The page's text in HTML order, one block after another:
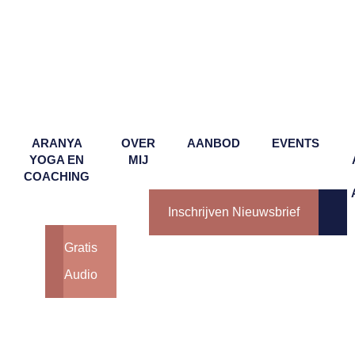
ARANYA
YOGA EN
COACHING
OVER
MIJ
AANBOD
EVENTS
Gratis
Audio
Inschrijven Nieuwsbrief